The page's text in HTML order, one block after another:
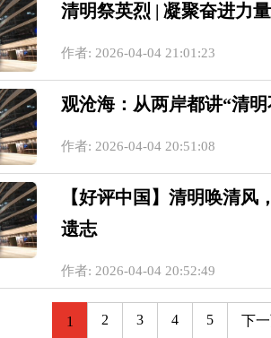
清明祭英烈 | 凝聚奋进力
作者: 2026-04-04 21:01:23
观沧海：从两岸都讲“清
作者: 2026-04-04 20:51:08
【好评中国】清明唤清风
遗志
作者: 2026-04-04 20:52:49
1 2 3 4 5 下